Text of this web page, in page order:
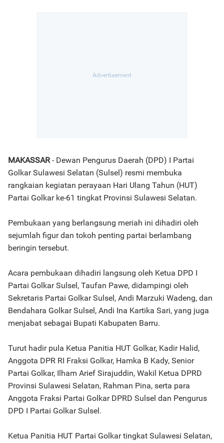
MAKASSAR- Dewan Pengurus Daerah (DPD) I Partai
Golkar Sulawesi Selatan (Sulsel) resmi membuka
rangkaian kegiatan perayaan Hari Ulang Tahun (HUT)
Partai Golkar ke-61 tingkat Provinsi Sulawesi Selatan.
Pembukaan yang berlangsung meriah ini dihadiri oleh
sejumlah figur dan tokoh penting partai berlambang
beringin tersebut.
Acara pembukaan dihadiri langsung oleh Ketua DPD I
Partai Golkar Sulsel, Taufan Pawe, didampingi oleh
Sekretaris Partai Golkar Sulsel, Andi Marzuki Wadeng, dan
Bendahara Golkar Sulsel, Andi Ina Kartika Sari, yang juga
menjabat sebagai Bupati Kabupaten Barru.
Turut hadir pula Ketua Panitia HUT Golkar, Kadir Halid,
Anggota DPR RI Fraksi Golkar, Hamka B Kady, Senior
Partai Golkar, Ilham Arief Sirajuddin, Wakil Ketua DPRD
Provinsi Sulawesi Selatan, Rahman Pina, serta para
Anggota Fraksi Partai Golkar DPRD Sulsel dan Pengurus
DPD I Partai Golkar Sulsel.
Ketua Panitia HUT Partai Golkar tingkat Sulawesi Selatan,